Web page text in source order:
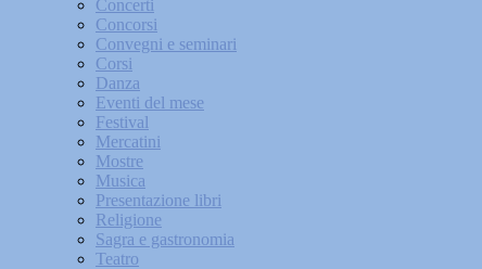
Concerti
Concorsi
Convegni e seminari
Corsi
Danza
Eventi del mese
Festival
Mercatini
Mostre
Musica
Presentazione libri
Religione
Sagra e gastronomia
Teatro